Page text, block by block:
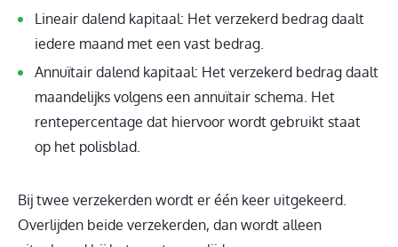
Lineair dalend kapitaal: Het verzekerd bedrag daalt
iedere maand met een vast bedrag.
Annuïtair dalend kapitaal: Het verzekerd bedrag daalt
maandelijks volgens een annuïtair schema. Het
rentepercentage dat hiervoor wordt gebruikt staat
op het polisblad.
Bij twee verzekerden wordt er één keer uitgekeerd.
Overlijden beide verzekerden, dan wordt alleen